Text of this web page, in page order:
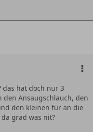
das hat doch nur 3
Ansaugschlauch, den
den kleinen für an die
grad was nit?